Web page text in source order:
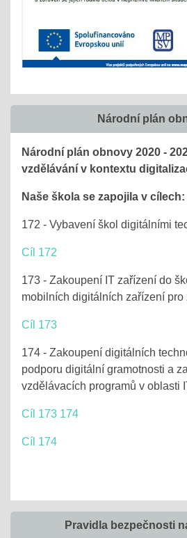
Národní plán
Národní plán obnovy 2020 -
vzdělávání v kontextu
Naše škola se zapojila v cílech:
172 - Vybavení škol digitálními
Cíl 172
173 - Zakoupení IT zařízení do
mobilních digitálních zařízení
Cíl 173
174 - Zakoupení digitálních
podporu digitální gramotnosti a
vzdělávacích programů v oblasti
Cíl 173 174
Cíl 174
Pravidla bezpečnosti